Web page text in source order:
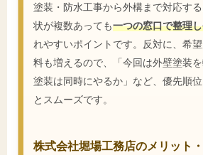
塗装・防水工事から外構まで対応す
状が複数あっても一つの窓口で整理
れやすいポイントです。反対に、希
料も増えるので、「今回は外壁塗装
塗装は同時にやるか」など、優先順
とスムーズです。
株式会社堀場工務店のメリット